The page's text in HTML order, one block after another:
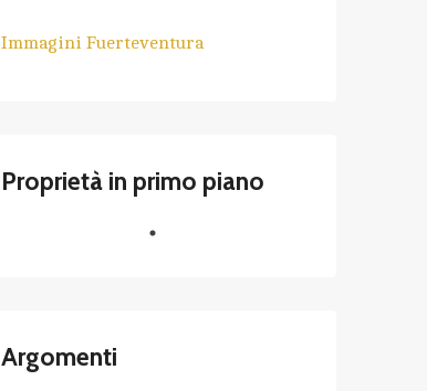
Immagini Fuerteventura
Proprietà in primo piano
Argomenti